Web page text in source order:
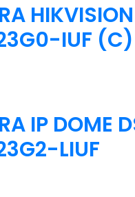
IUF (C)
IP DOME
LIUF